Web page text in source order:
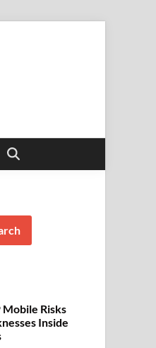
Open
Search
Risks
Inside